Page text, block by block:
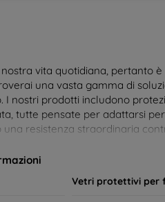
vita quotidiana, pertanto
una vasta gamma di
I nostri prodotti includono
tutte pensate per adattarsi
resistenza straordinaria
più a lungo.
Vetri protettivi per